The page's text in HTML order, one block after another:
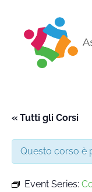
« Tutti gli Corsi
Questo corso è
Event Series: